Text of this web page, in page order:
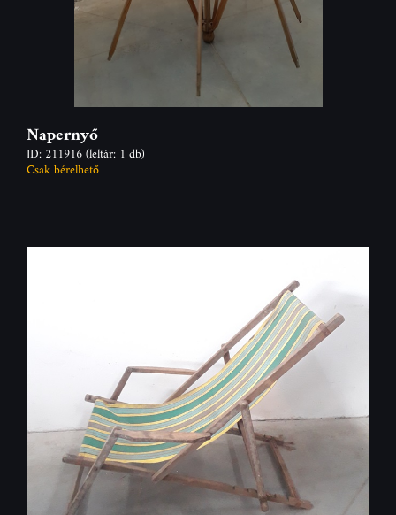
Napernyő
ID: 211916(leltár: 1 db)
Csak bérelhető